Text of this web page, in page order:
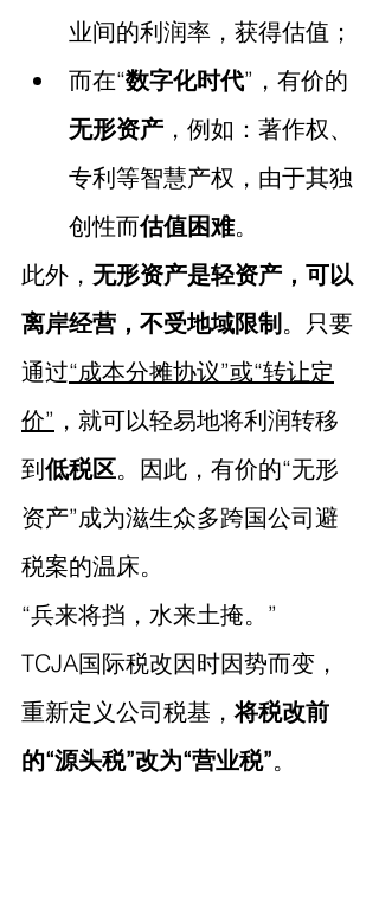
业间的利润率，获得估值；
而在“数字化时代”，有价的
无形资产 ，例如：著作权、
专利等智慧产权，由于其独
创性而估值困难。
此外， 无形资产是轻资产，可以
离岸经营，不受地域限制。只要
通过“成本分摊协议”或“转让定
价” ，就可以轻易地将利润转移
到低税区。因此，有价的“无形
资产”成为滋生众多跨国公司避
税案的温床。
“兵来将挡，水来土掩。”
TCJA国际税改因时因势而变，
重新定义公司税基，将税改前
的“源头税”改为“营业税”。